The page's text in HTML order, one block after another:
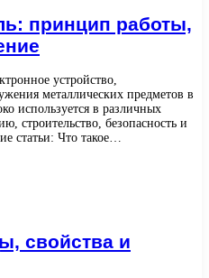
принцип работы,
устройство,
металлических предметов в
используется в различных
строительство, безопасность и
статьи: Что такое…
свойства и